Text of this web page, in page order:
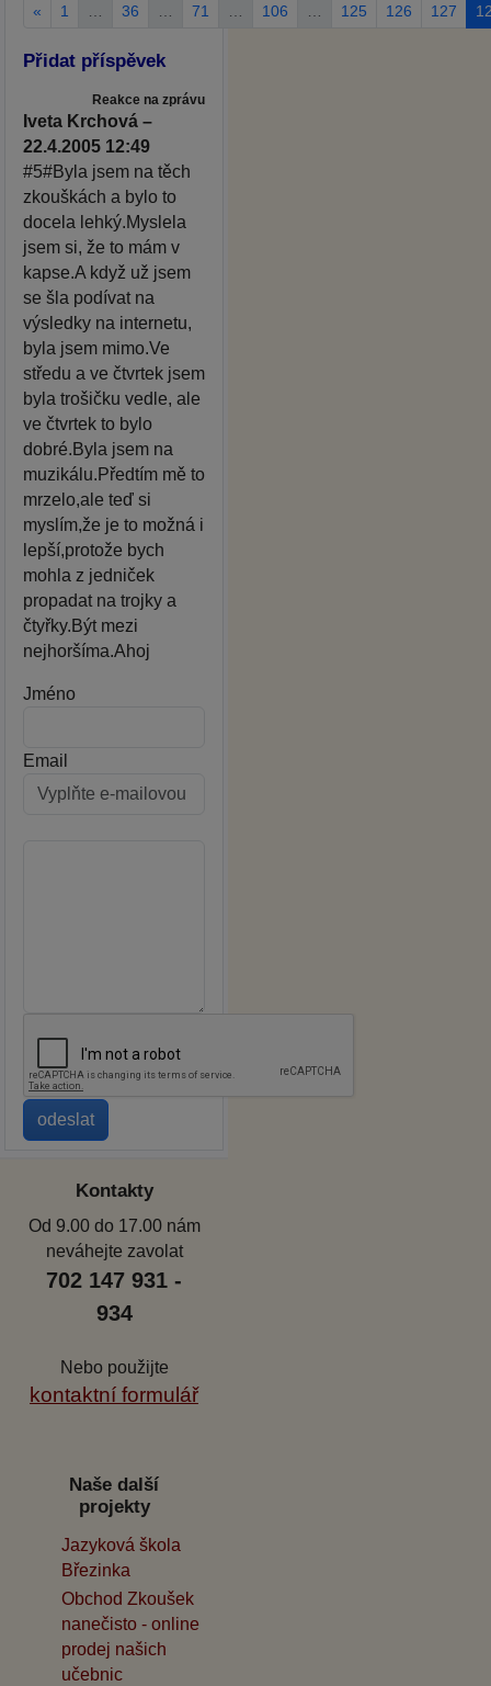
« 1 … 36 … 71 … 106 … 125 126 127
Přidat příspěvek
Reakce na zprávu
Iveta Krchová –
22.4.2005 12:49
#5#Byla jsem na těch
zkouškách a bylo to
docela lehký.Myslela
jsem si, že to mám v
kapse.A když už jsem
se šla podívat na
výsledky na internetu,
byla jsem mimo.Ve
středu a ve čtvrtek jsem
byla trošičku vedle, ale
ve čtvrtek to bylo
dobré.Byla jsem na
muzikálu.Předtím mě to
mrzelo,ale teď si
myslím,že je to možná i
lepší,protože bych
mohla z jedniček
propadat na trojky a
čtyřky.Být mezi
nejhoršíma.Ahoj
Jméno
Email
Kontakty
Od 9.00 do 17.00 nám
neváhejte zavolat
702 147 931 -
934
Nebo použijte
kontaktní formulář
Naše další
projekty
Jazyková škola
Březinka
Obchod Zkoušek
nanečisto - online
prodej našich
učebnic